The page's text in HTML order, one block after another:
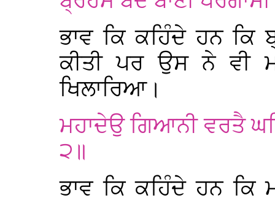
ਭਾਵ ਕਿ ਕਹਿੰਦੇ ਹਨ ਕਿ
ਕੀਤੀ ਪਰ ਉਸ ਨੇ ਵੀ
ਖਿਲਾਰਿਆ।
ਮਹਾਦੇਉ ਗਿਆਨੀ ਵਰਤੈ
੨॥
ਭਾਵ ਕਿ ਕਹਿੰਦੇ ਹਨ ਕਿ